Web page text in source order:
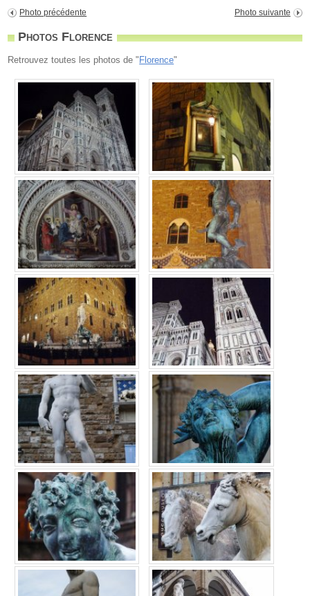
Photo précédente Photo suivante
Photos Florence
Retrouvez toutes les photos de " Florence"